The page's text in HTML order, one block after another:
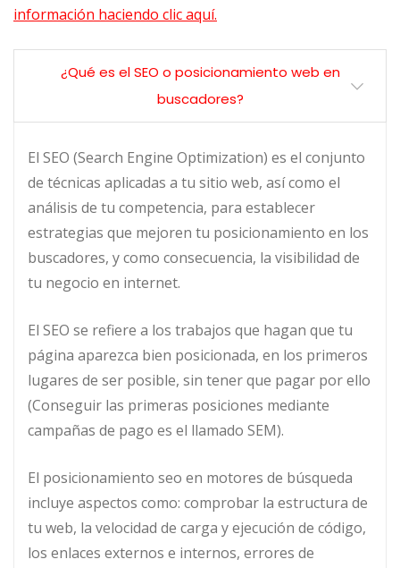
información haciendo clic aquí.
¿Qué es el SEO o posicionamiento web en
buscadores?
El SEO (Search Engine Optimization) es el conjunto
de técnicas aplicadas a tu sitio web, así como el
análisis de tu competencia, para establecer
estrategias que mejoren tu posicionamiento en los
buscadores, y como consecuencia, la visibilidad de
tu negocio en internet.
El SEO se refiere a los trabajos que hagan que tu
página aparezca bien posicionada, en los primeros
lugares de ser posible, sin tener que pagar por ello
(Conseguir las primeras posiciones mediante
campañas de pago es el llamado SEM).
El posicionamiento seo en motores de búsqueda
incluye aspectos como: comprobar la estructura de
tu web, la velocidad de carga y ejecución de código,
los enlaces externos e internos, errores de